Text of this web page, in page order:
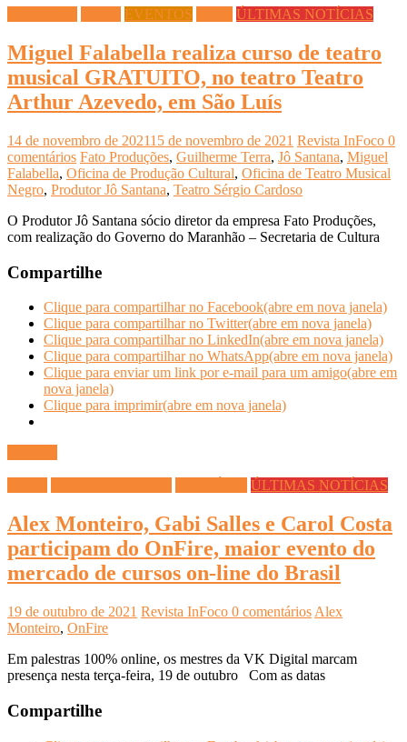
EVENTOS ÚLTIMAS NOTÍCIAS
Miguel Falabella realiza curso de teatro
musical GRATUITO, no teatro Teatro
Arthur Azevedo, em São Luís
14 de novembro de 202115 de novembro de 2021 Revista InFoco 0
comentários Fato Produções, Guilherme Terra, Jô Santana, Miguel
Falabella, Oficina de Produção Cultural, Oficina de Teatro Musical
Negro, Produtor Jô Santana, Teatro Sérgio Cardoso
O Produtor Jô Santana sócio diretor da empresa Fato Produções,
com realização do Governo do Maranhão – Secretaria de Cultura
Compartilhe
Clique para compartilhar no Facebook(abre em nova janela)
Clique para compartilhar no Twitter(abre em nova janela)
Clique para compartilhar no LinkedIn(abre em nova janela)
Clique para compartilhar no WhatsApp(abre em nova janela)
Clique para enviar um link por e-mail para um amigo(abre em
nova janela)
Clique para imprimir(abre em nova janela)
ÚLTIMAS NOTÍCIAS
Alex Monteiro, Gabi Salles e Carol Costa
participam do OnFire, maior evento do
mercado de cursos on-line do Brasil
19 de outubro de 2021 Revista InFoco 0 comentários Alex
Monteiro, OnFire
Em palestras 100% online, os mestres da VK Digital marcam
presença nesta terça-feira, 19 de outubro Com as datas
Compartilhe